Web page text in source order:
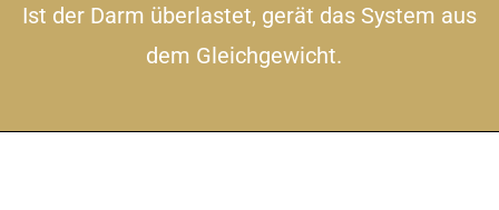
Ist der Darm überlastet, gerät das System aus
dem Gleichgewicht.